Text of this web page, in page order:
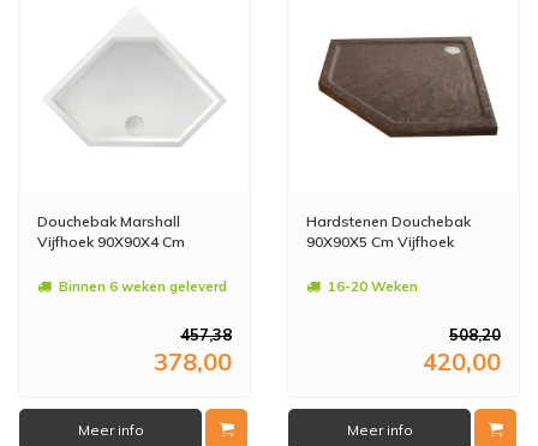
Douchebak Marshall
Vijfhoek 90X90X4 Cm
Binnen 6 weken geleverd
457,38
378,00
Meer info
Hardstenen Douchebak
90X90X5 Cm Vijfhoek
16-20 Weken
508,20
420,00
Meer info